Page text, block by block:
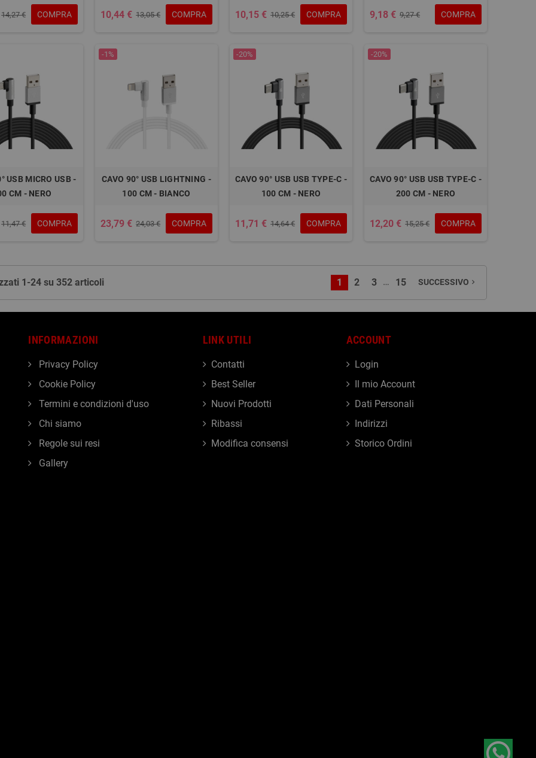
14,27 € COMPRA 10,44 € 13,05 € COMPRA 10,15 € 10,25 € COMPRA 9,18 € 9,27 € COMPRA
USB MICRO USB -
CM - NERO
11,47 € COMPRA
-1%
CAVO 90° USB LIGHTNING -
100 CM - BIANCO
23,79 € 24,03 € COMPRA
-20%
CAVO 90° USB USB TYPE-C -
100 CM - NERO
11,71 € 14,64 € COMPRA
-20%
CAVO 90° USB USB TYPE-C -
200 CM - NERO
12,20 € 15,25 € COMPRA
1-24 su 352 articoli 1 2 3 … 15 SUCCESSIVO navigate_next
LINK UTILI
Contatti
Best Seller
Nuovi Prodotti
Ribassi
Modifica consensi
ACCOUNT
Login
Il mio Account
Dati Personali
Indirizzi
Storico Ordini
INFORMAZIONI
Privacy Policy
Cookie Policy
Termini e condizioni d'uso
Chi siamo
Regole sui resi
Gallery